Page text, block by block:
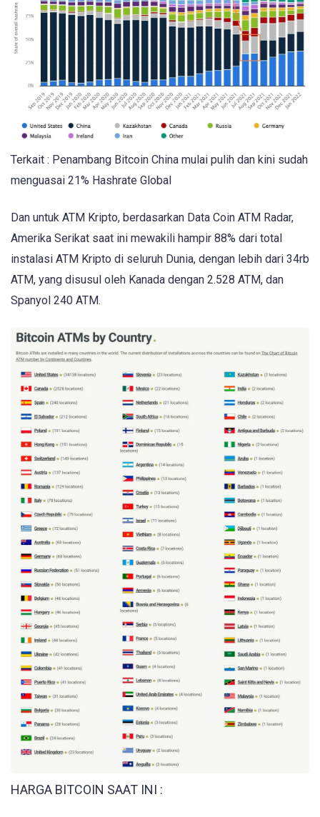
Terkait : Penambang Bitcoin China mulai pulih dan kini sudah
menguasai 21% Hashrate Global
Dan untuk ATM Kripto, berdasarkan Data Coin ATM Radar,
Amerika Serikat saat ini mewakili hampir 88% dari total
instalasi ATM Kripto di seluruh Dunia, dengan lebih dari 34rb
ATM, yang disusul oleh Kanada dengan 2.528 ATM, dan
Spanyol 240 ATM.
HARGA BITCOIN SAAT INI :